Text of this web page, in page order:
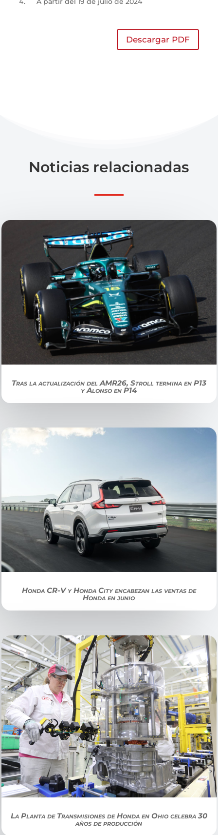
Descargar PDF
Noticias relacionadas
Tras la actualización del AMR26, Stroll termina en P13
y Alonso en P14
Honda CR-V y Honda City encabezan las ventas de
Honda en junio
La Planta de Transmisiones de Honda en Ohio celebra 30
años de producción